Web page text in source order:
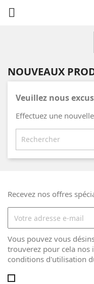

NOUVEAUX
Veuillez nous
Effectuez une
Recevez nos offres
Vous pouvez vous
trouverez pour cela nos
conditions d'utilisation